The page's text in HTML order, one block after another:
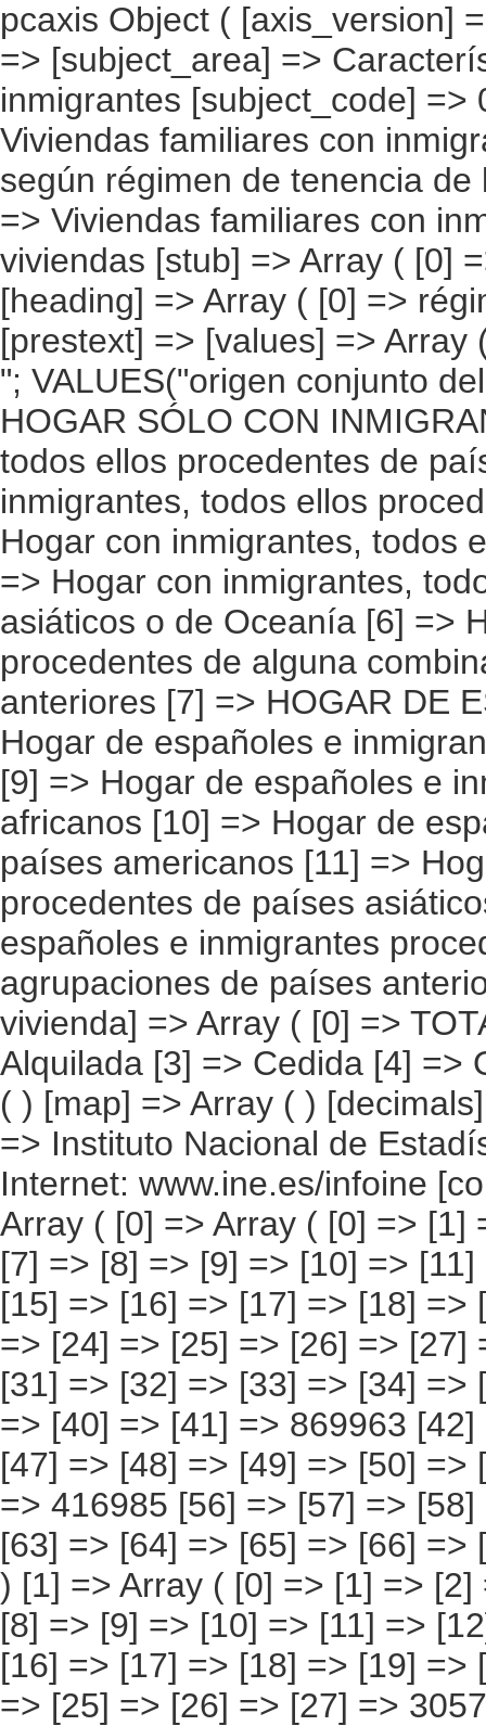
pcaxis Object ( [axis_version] => [creation_date] => 20080709 [note] => [subject_area] => Características de las viviendas de los inmigrantes [subject_code] => 01 [matrix] => 01003 [title] => Viviendas familiares con inmigrantes por origen conjunto del hogar, según régimen de tenencia de la vivienda [description] => [contents] => Viviendas familiares con inmigrantes residentes [units] => viviendas [stub] => Array ( [0] => origen conjunto del hogar ) [heading] => Array ( [0] => régimen de tenencia de la vivienda ) [prestext] => [values] => Array ( [:www.ine.es tel: " "+34 91 5839100 "; VALUES("origen conjunto del hogar] => Array ( [0] => Total [1] => HOGAR SÓLO CON INMIGRANTES [2] => Hogar con inmigrantes, todos ellos procedentes de países europeos [3] => Hogar con inmigrantes, todos ellos procedentes de países africanos [4] => Hogar con inmigrantes, todos ellos procedentes de americanos [5] => Hogar con inmigrantes, todos ellos procedentes de países asiáticos o de Oceanía [6] => Hogar con inmigrantes, todos ellos procedentes de alguna combinación de las agrupaciones de países anteriores [7] => HOGAR DE ESPAÑOLES E INMIGRANTES [8] => Hogar de españoles e inmigrantes procedentes de países europeos [9] => Hogar de españoles e inmigrantes procedentes de países africanos [10] => Hogar de españoles e inmigrantes procedentes de países americanos [11] => Hogar de españoles e inmigrantes procedentes de países asiáticos o de Oceanía [12] => Hogar de españoles e inmigrantes procedentes de alguna combinación de las agrupaciones de países anteriores ) [régimen de tenencia de la vivienda] => Array ( [0] => TOTAL [1] => De su propiedad [2] => Alquilada [3] => Cedida [4] => Otras